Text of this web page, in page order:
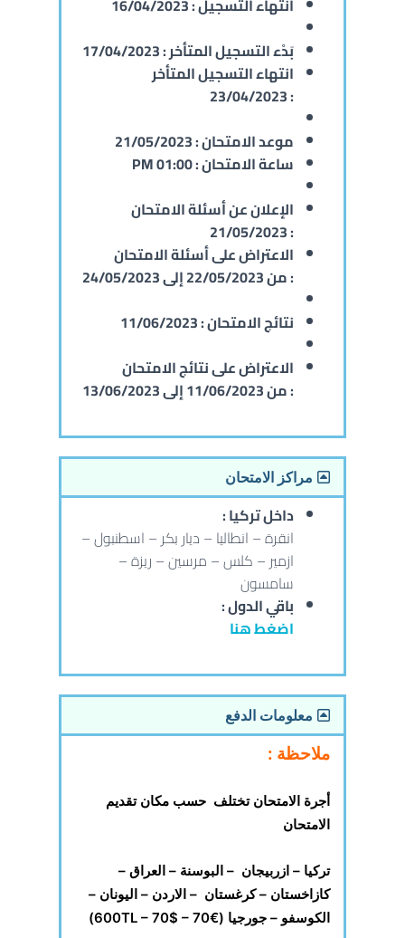
انتهاء التسجيل :16/04/2023
بَدْء التسجيل المتأخر :17/04/2023
انتهاء التسجيل المتأخر
:
23/04/2023
موعد الامتحان :
ساعة الامتحان :01:00 PM
الإعلان عن أسئلة الامتحان
:
21/05/2023
الاعتراض على أسئلة الامتحان
:من 22/05/2023 إلى 24/05/2023
نتائج الامتحان :11/06/2023
الاعتراض على نتائج الامتحان
:من 11/06/2023 إلى 13/06/2023
مراكز الامتحان
داخل تركيا :
انقرة – انطاليا – ديار بكر – اسطنبول –
ازمير – كلس – مرسين – ريزة –
سامسون
باقي الدول :
اضغط هنا
معلومات الدفع
ملاحظة :
أجرة الامتحان تختلف حسب مكان تقديم
الامتحان
تركيا – ازربيجان – البوسنة – العراق –
كازاخستان – كرغستان – الاردن – اليونان –
الكوسفو – جورجيا (600TL – 70$ – 70€)